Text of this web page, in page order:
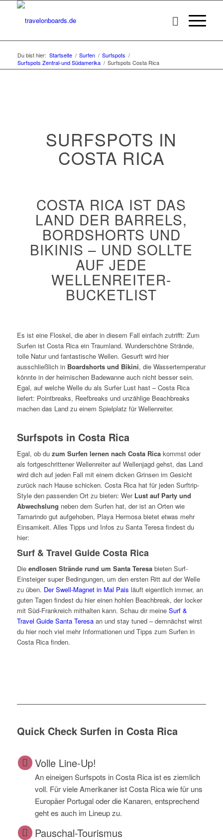
Du bist hier: Startseite / Surfen / Surfspots /
Surfspots Zentral-und Südamerika / Surfspots Costa Rica
SURFSPOTS IN
COSTA RICA
COSTA RICA IST DAS
LAND DER BARRELS,
BORDSHORTS UND
BIKINIS – UND SOLLTE
AUF JEDE
WELLENREITER-
BUCKETLIST
Es ist eine Floskel, die aber in diesem Fall einfach zutrifft: Zum
Surfen ist Costa Rica ein Traumland. Wunderschöne Strände,
tolle Natur und fantastische Wellen. Gesurft wird hier
ausschließlich in Boardshorts und Bikini, die Wassertemperatur
könnte in der heimischen Badewanne auch nicht besser sein.
Egal, auf welche Welle du als Surfer Lust hast – Costa Rica
liefert: Pointbreaks, Reefbreaks und unzählige Beachbreaks
machen das Land zu einem Spielplatz für Wellenreiter.
Surfspots in Costa Rica
Egal, ob du zum Surfen lernen nach Costa Ricakommst oder
als fortgeschrittener Wellenreiter auf Wellenjagd gehst, das Land
wird dich auf jeden Fall mit einem dicken Grinsen im Gesicht
zurück nach Hause schicken. Costa Rica hat für jeden Surftrip-
Style den passenden Ort zu bieten: Wer Lust auf Party und
Abwechslung neben dem Surfen hat, der ist an Orten wie
Tamarindo gut aufgehoben, Playa Hermosa bietet etwas mehr
Einsamkeit. Alles Tipps und Infos zu Santa Teresa findest du
hier:
Surf & Travel Guide Costa Rica
Die endlosen Strände rund um Santa Teresabieten Surf-
Einsteiger super Bedingungen, um den ersten Ritt auf der Welle
zu üben. Der Swell-Magnet in Mal Pais läuft eigentlich immer, an
guten Tagen findest du hier einen hohlen Beachbreak, der locker
mit Süd-Frankreich mithalten kann. Schau dir meine Surf &
Travel Guide Santa Teresaan und stay tuned – demnächst wirst
du hier noch viel mehr Informationen und Tipps zum Surfen in
Costa Rica finden.
Quick Check Surfen in Costa Rica
Volle Line-Up!
An eineigen Surfspots in Costa Rica ist es ziemlich
voll. Für viele Amerikaner ist Costa Rica wie für uns
Europäer Portugal oder die Kanaren, entsprechend
geht es auch im Lineup zu.
Pauschal-Tourismus